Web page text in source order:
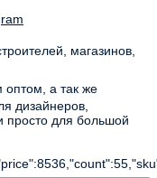
магазинов,
а так же
дизайнеров,
просто для большой